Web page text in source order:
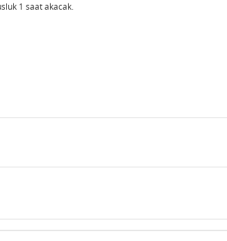
1 saat akacak.